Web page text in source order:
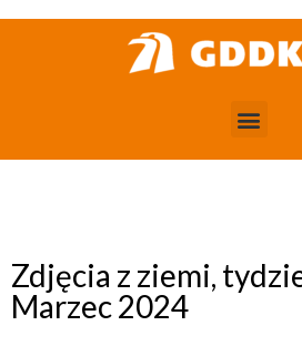
Zdjęcia z ziemi,
Marzec 2024